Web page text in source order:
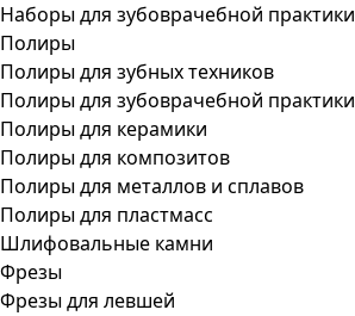
Наборы для зубоврачебной практики
Полиры
Полиры для зубных техников
Полиры для зубоврачебной практики
Полиры для керамики
Полиры для композитов
Полиры для металлов и сплавов
Полиры для пластмасс
Шлифовальные камни
Фрезы
Фрезы для левшей